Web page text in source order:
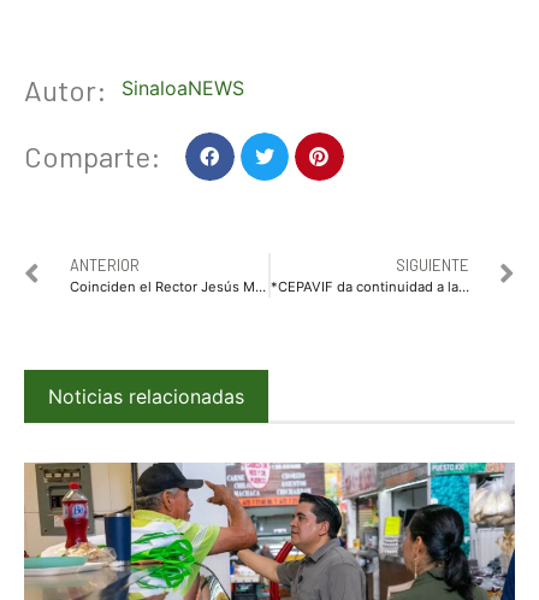
Autor: SinaloaNEWS
Comparte:
ANTERIOR
Coinciden el Rector Jesús Madueña y el Diputado Ricardo Madrid en agenda común por la estabilidad institucional de la UAS; respaldan la ruta de gestión ante situación financiera
SIGUIENTE
*CEPAVIF da continuidad a la campaña: “La violencia también se mide” en Villa Juárez, Navolato.*
Noticias relacionadas